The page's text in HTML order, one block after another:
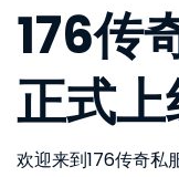
176传
正式
欢迎来到176传奇私